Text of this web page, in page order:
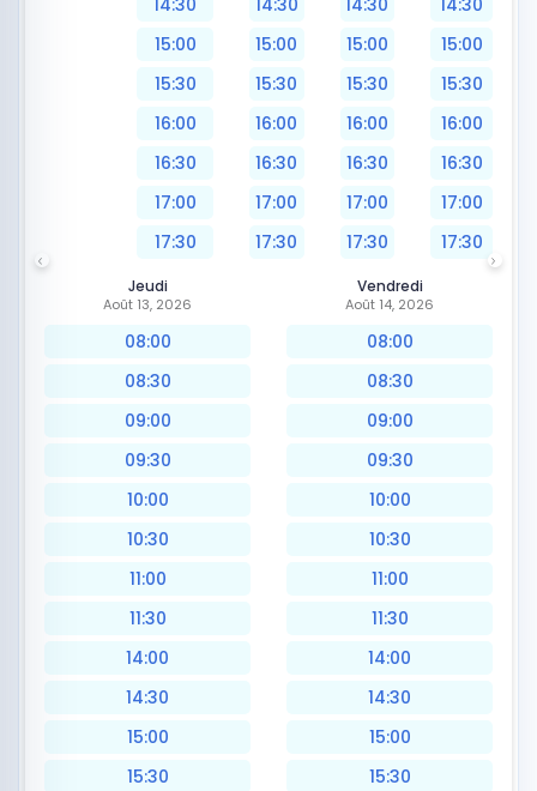
14:30
15:00
15:30
16:00
16:30
17:00
17:30
14:30
15:00
15:30
16:00
16:30
17:00
17:30
14:30
15:00
15:30
16:00
16:30
17:00
17:30
14:30
15:00
15:30
16:00
16:30
17:00
17:30
Jeudi
Août 13, 2026
08:00
08:30
09:00
09:30
10:00
10:30
11:00
11:30
14:00
14:30
15:00
15:30
Vendredi
Août 14, 2026
08:00
08:30
09:00
09:30
10:00
10:30
11:00
11:30
14:00
14:30
15:00
15:30